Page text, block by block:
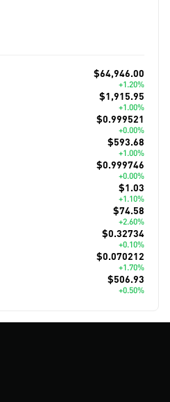
$64,946.00
+1.20%
$1,915.95
+1.00%
$0.999521
+0.00%
$593.68
+1.00%
$0.999746
+0.00%
$1.03
+1.10%
$74.58
+2.60%
$0.32734
+0.10%
$0.070212
+1.70%
$506.93
+0.50%